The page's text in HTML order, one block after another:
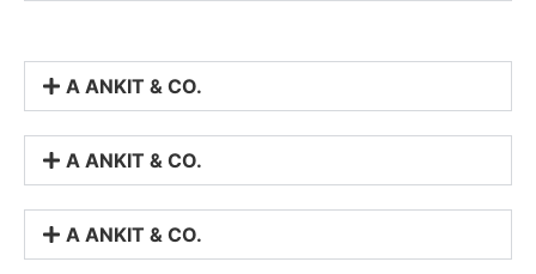
A ANKIT & CO.
A ANKIT & CO.
A ANKIT & CO.